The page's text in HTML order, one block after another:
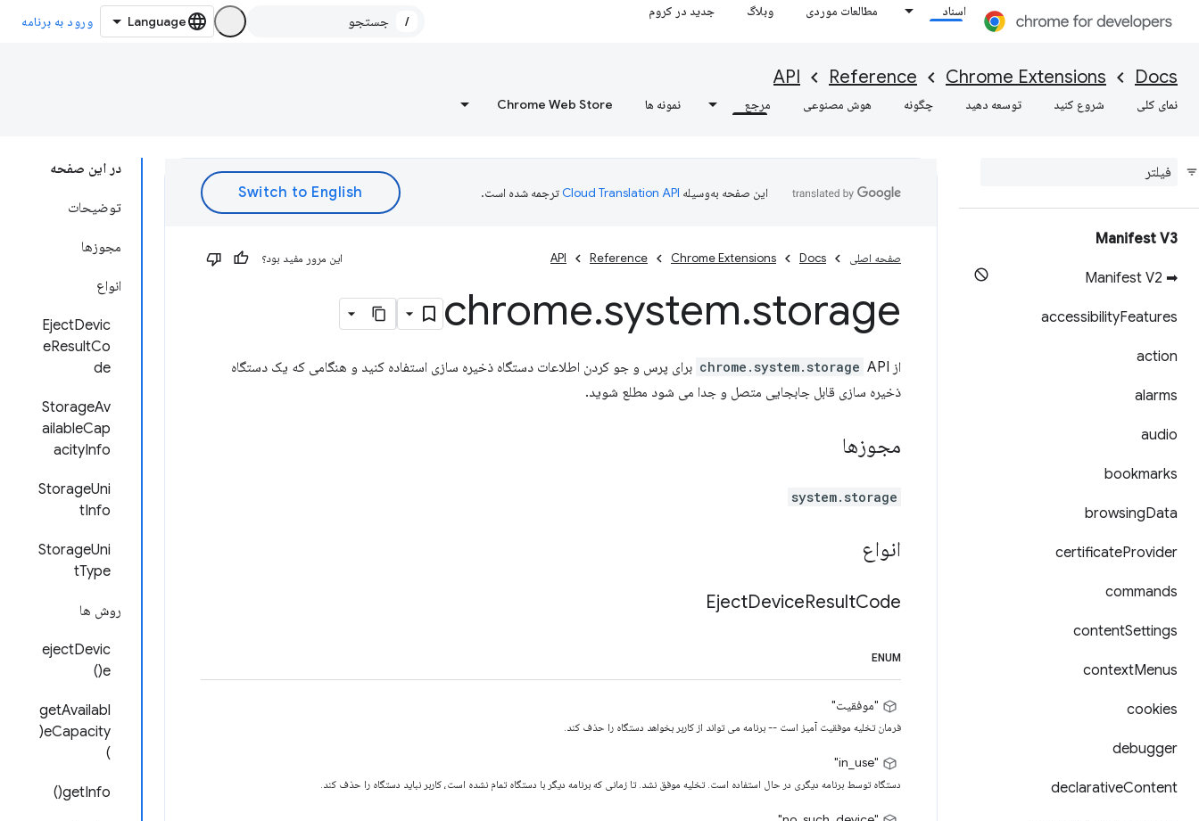
اسناد مطالعات موردی وبلاگ جدید در کروم
/ ورود به برنامه
Docs
Chrome Extensions
Reference
API
نمای کلی شروع کنید توسعه دهید چگونه هوش مصنوعی مرجع نمونه ها Chrome Web Store
Manifest V3
➡ Manifest V2
accessibilityFeatures
action
alarms
audio
bookmarks
browsingData
certificateProvider
commands
contentSettings
contextMenus
cookies
debugger
declarativeContent
در این صفحه
توضیحات
مجوزها
انواع
EjectDevic
eResultCo
de
StorageAv
ailableCap
acityInfo
StorageUni
tInfo
StorageUni
tType
روش ها
ejectDevic
e()
getAvailabl
eCapacity(
)
getInfo()
این صفحه به‌وسیله ترجمه شده است.
صفحه اصلی Docs
Chrome Extensions
Reference
API این مرور مفید بود؟
chrome.system.storage
از chrome.system.storage API برای پرس و جو کردن اطلاعات دستگاه ذخیره سازی استفاده کنید و هنگامی که یک دستگاه
ذخیره سازی قابل جابجایی متصل و جدا می شود مطلع شوید.
مجوزها
system.storage
انواع
EjectDeviceResultCode
ENUM
"موفقیت"
فرمان تخلیه موفقیت آمیز است -- برنامه می تواند از کاربر بخواهد دستگاه را حذف کند.
"in_use"
دستگاه توسط برنامه دیگری در حال استفاده است. تخلیه موفق نشد. تا زمانی که برنامه دیگر با دستگاه تمام نشده است، کاربر نباید دستگاه را حذف کند.